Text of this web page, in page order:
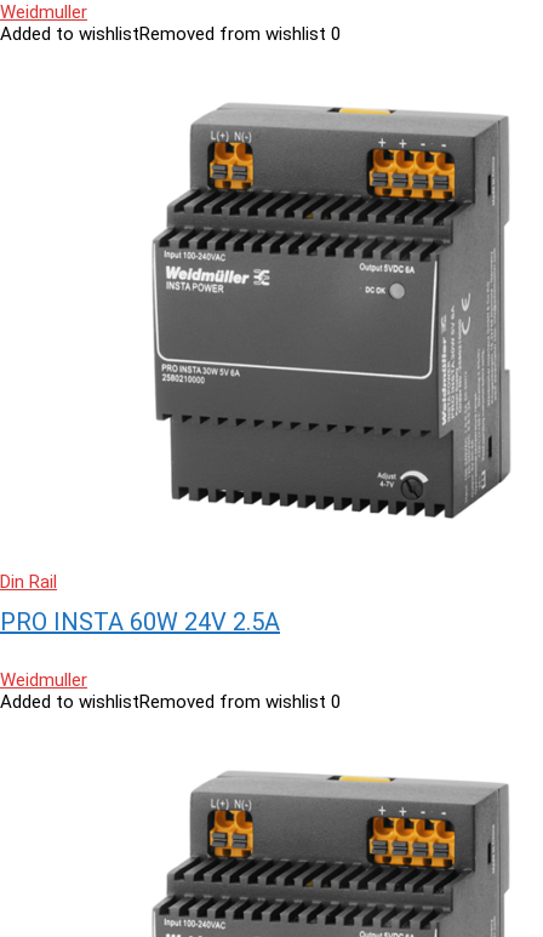
Weidmuller
Added to wishlistRemoved from wishlist 0
Din Rail
PRO INSTA 60W 24V 2.5A
Weidmuller
Added to wishlistRemoved from wishlist 0